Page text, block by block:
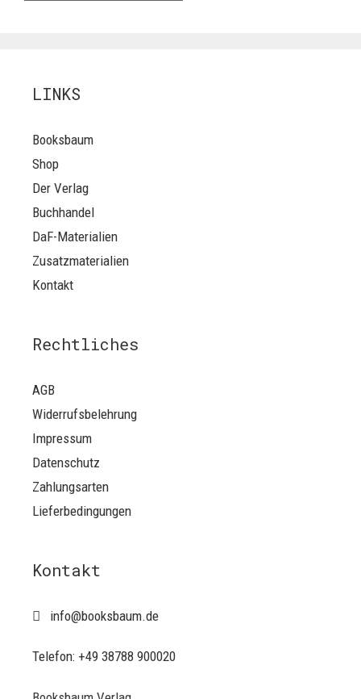
LINKS
Booksbaum
Shop
Der Verlag
Buchhandel
DaF-Materialien
Zusatzmaterialien
Kontakt
Rechtliches
AGB
Widerrufsbelehrung
Impressum
Datenschutz
Zahlungsarten
Lieferbedingungen
Kontakt
info@booksbaum.de
Telefon: +49 38788 900020